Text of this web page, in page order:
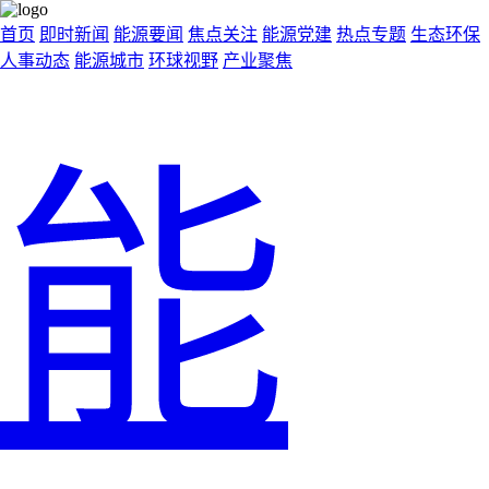
首页 即时新闻 能源要闻 焦点关注 能源党建 热点专题 生态环保
人事动态 能源城市 环球视野 产业聚焦
能